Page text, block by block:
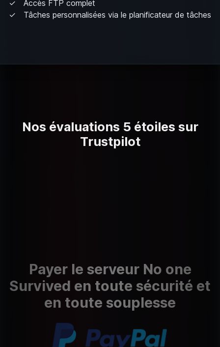
Accès FTP complet
Tâches personnalisées via le planificateur de tâches
Nos évaluations 5 étoiles sur
Trustpilot
Payer le serveur No one
Survived en toute sécurité et
en toute souplesse